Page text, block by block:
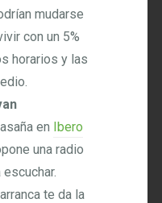
mudarse
con un 5%
horarios y las
en Ibero
una radio
te da la